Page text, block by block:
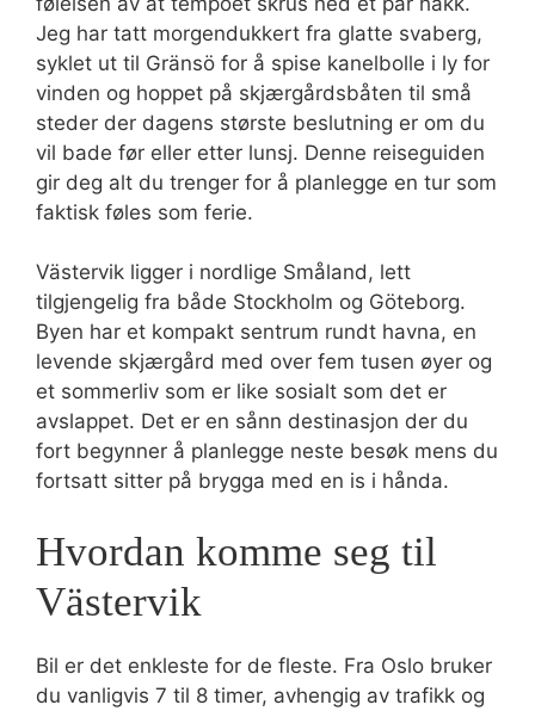
Jeg har tatt morgendukkert fra glatte svaberg,
syklet ut til Gränsö for å spise kanelbolle i ly for
vinden og hoppet på skjærgårdsbåten til små
steder der dagens største beslutning er om du
vil bade før eller etter lunsj. Denne reiseguiden
gir deg alt du trenger for å planlegge en tur som
faktisk føles som ferie.
Västervik ligger i nordlige Småland, lett
tilgjengelig fra både Stockholm og Göteborg.
Byen har et kompakt sentrum rundt havna, en
levende skjærgård med over fem tusen øyer og
et sommerliv som er like sosialt som det er
avslappet. Det er en sånn destinasjon der du
fort begynner å planlegge neste besøk mens du
fortsatt sitter på brygga med en is i hånda.
Hvordan komme seg til
Västervik
Bil er det enkleste for de fleste. Fra Oslo bruker
du vanligvis 7 til 8 timer, avhengig av trafikk og